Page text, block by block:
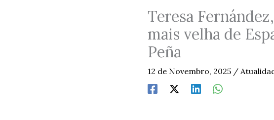
Teresa
mais velha de
Peña
12 de Novembro, 2025 /